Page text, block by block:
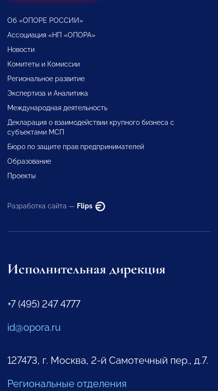
Об «ОПОРЕ РОССИИ»
Ассоциация «НП «ОПОРА»
Новости
Комитеты и Комиссии
Региональное развитие
Экспертиза и Аналитика
Международная деятельность
Декларация о взаимодействии крупного бизнеса с
субъектами МСП
Бюро по защите прав предпринимателей
Образование
Проекты
Разработка сайта — Flips
Исполнительная дирекция
+7 (495) 247 4777
id@opora.ru
127473, г. Москва, 2-й Самотечный пер., д.7.
Региональные отделения